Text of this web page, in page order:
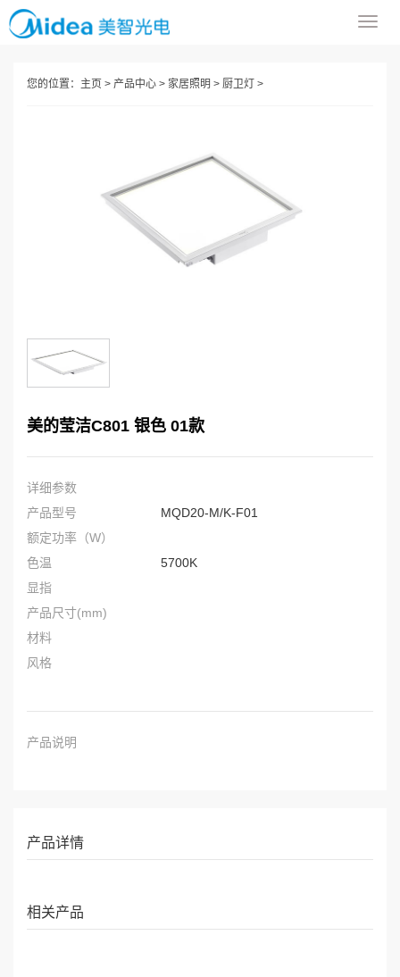
导
您的位置： 主页 > 产品中心 > 家居照明 > 厨卫灯 >
美的莹洁C801 银色 01款
详细参数
产品型号
MQD20-M/K-F01
额定功率（W）
色温
5700K
显指
产品尺寸(mm)
材料
风格
产品说明
产品详情
相关产品